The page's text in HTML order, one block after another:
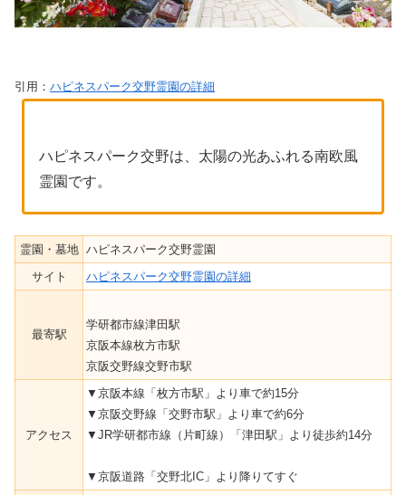
引用： ハピネスパーク交野霊園の詳細
ハピネスパーク交野は、太陽の光あふれる南欧風
霊園です。
霊園・墓地 ハピネスパーク交野霊園
サイト
ハピネスパーク交野霊園の詳細
最寄駅
学研都市線津田駅
京阪本線枚方市駅
京阪交野線交野市駅
アクセス
▼京阪本線「枚方市駅」より車で約15分
▼京阪交野線「交野市駅」より車で約6分
▼JR学研都市線（片町線）「津田駅」より徒歩約14分
▼京阪道路「交野北IC」より降りてすぐ